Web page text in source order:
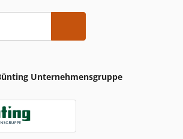
Unternehmensgruppe